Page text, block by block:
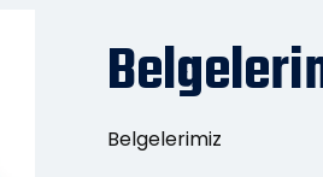
Belgelerimiz